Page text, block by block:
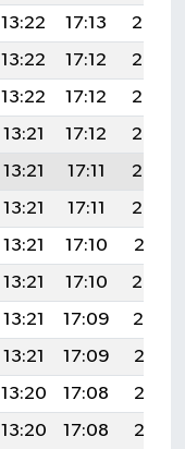
13:22 17:13
20:28
13:22 17:12
20:27
13:22 17:12
20:26
13:21 17:12
20:25
13:21 17:11
20:24
13:21 17:11
20:22
13:21 17:10
20:21
13:21 17:10
20:20
13:21 17:09
20:19
13:21 17:09
20:18
13:20 17:08
20:16
13:20 17:08
20:15